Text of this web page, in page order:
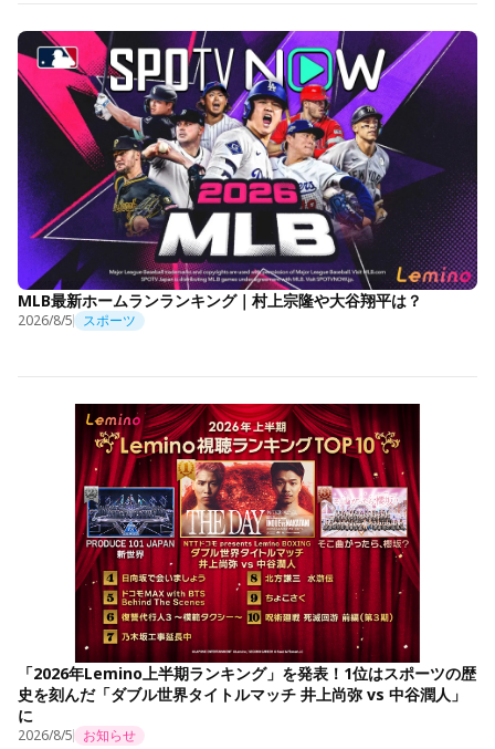
MLB最新ホームランランキング｜村上宗隆や大谷翔平は？
2026/8/5 スポーツ
「2026年Lemino上半期ランキング」を発表！1位はスポーツの歴
史を刻んだ「ダブル世界タイトルマッチ 井上尚弥 vs 中谷潤人」
に
2026/8/5 お知らせ